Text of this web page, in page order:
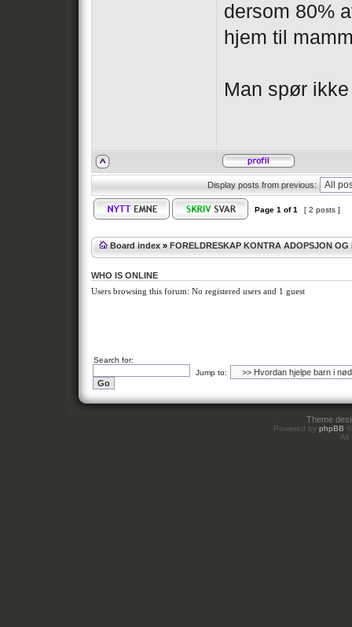
dersom 80%
hjem til
Man spør
Display posts from previous:
Page 1 of1 [ 2 posts ]
Board index » FORELDRESKAP KONTRA ADOPSJON OG
WHO IS ONLINE
Users browsing this forum: No registered users and 1 guest
Search for:
Jump to:
Theme
Powered by phpBB
All